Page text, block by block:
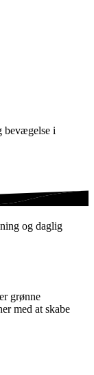
bevægelse i
og daglig
grønne
med at skabe